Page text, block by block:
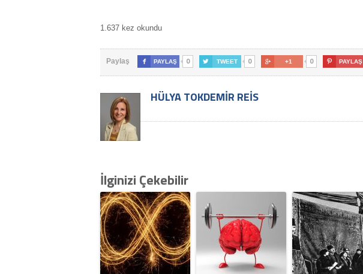
1.637 kez okundu
Paylaş  PAYLAŞ 0  TWEET 0  +1 0  PAYLAŞ
HÜLYA TOKDEMIR REIS
İlginizi Çekebilir